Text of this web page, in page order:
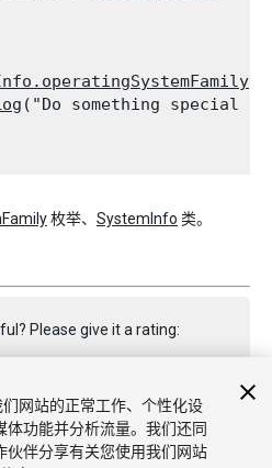
("Do something special
枚举、 SystemInfo 类。
Please give it a rating:
网站的正常工作、个性化设
功能并分析流量。我们还同
伙伴分享有关您使用我们网站